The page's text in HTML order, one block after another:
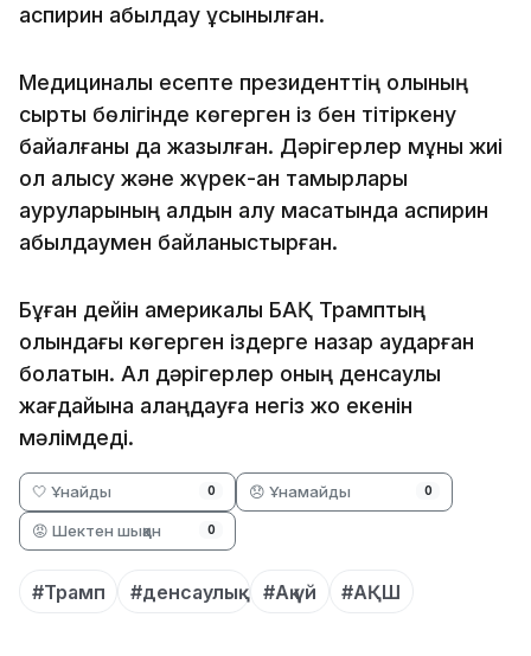
аспирин қабылдау ұсынылған.
Медициналық есепте президенттің қолының
сыртқы бөлігінде көгерген із бен тітіркену
байқалғаны да жазылған. Дәрігерлер мұны жиі
қол алысу және жүрек-қан тамырлары
ауруларының алдын алу мақсатында аспирин
қабылдаумен байланыстырған.
Бұған дейін америкалық БАҚ Трамптың
қолындағы көгерген іздерге назар аударған
болатын. Ал дәрігерлер оның денсаулық
жағдайына алаңдауға негіз жоқ екенін
мәлімдеді.
🤍 Ұнайды 0 😞 Ұнамайды 0
😡 Шектен шыққан 0
#Трамп #денсаулық #Ақ үй #АҚШ